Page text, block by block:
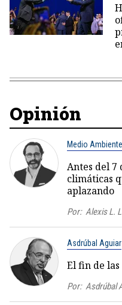
Opinión
Medio Ambiente
Antes del 7
climáticas
aplazando
Por: Alexis L.
Asdrúbal Aguiar
El fin de
Por: Asdrúbal